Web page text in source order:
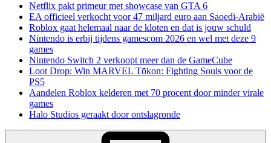
Netflix pakt primeur met showcase van GTA 6
EA officieel verkocht voor 47 miljard euro aan Saoedi-Arabië
Roblox gaat helemaal naar de kloten en dat is jouw schuld
Nintendo is erbij tijdens gamescom 2026 en wel met deze 9
games
Nintendo Switch 2 verkoopt meer dan de GameCube
Loot Drop: Win MARVEL Tōkon: Fighting Souls voor de
PS5
Aandelen Roblox kelderen met 70 procent door minder virale
games
Halo Studios geraakt door ontslagronde